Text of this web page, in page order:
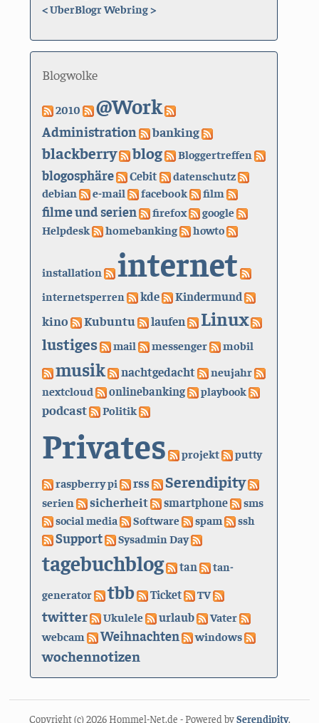
<UberBlogr Webring>
Blogwolke
2010 @Work
Administration banking
blackberry blog Bloggertreffen
blogosphäre Cebit datenschutz
debian e-mail facebook film
filme und serien firefox
google
Helpdesk
homebanking howto
installation internet
internetsperren kde Kindermund
kino Kubuntu laufen Linux
lustiges mail messenger mobil
musik nachtgedacht neujahr
nextcloud onlinebanking playbook
podcast Politik
Privates projekt putty
raspberry pi rss Serendipity
serien sicherheit smartphone
sms
social media
Software spam ssh
Support Sysadmin Day
tagebuchblog tan
tan-
generator
tbb Ticket TV
twitter Ukulele urlaub
Vater
webcam
Weihnachten windows
wochennotizen
Copyright (c) 2026 Hommel-Net.de - Powered bySerendipity.